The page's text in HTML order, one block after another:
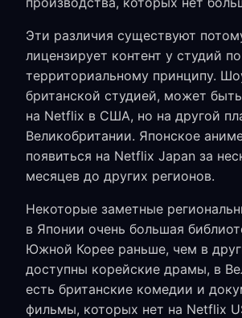
Эти различия существуют
лицензирует контент у студий по
территориальному принципу.
британской студией, может
на Netflix в США, но на другой
Великобритании. Японское
появиться на Netflix Japan за
месяцев до других регионов.
Некоторые заметные
в Японии очень большая
Южной Корее раньше, чем в
доступны корейские драмы, в
есть британские комедии и
фильмы, которых нет на Netflix